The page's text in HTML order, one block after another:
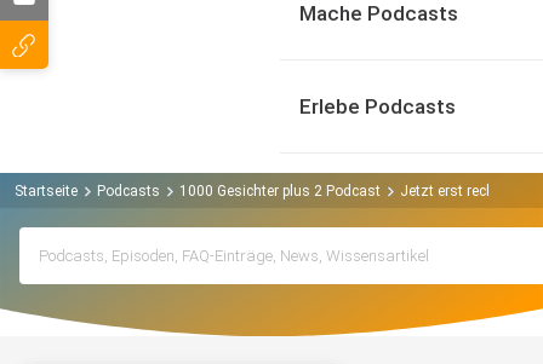
Mache Podcasts
Erlebe Podcasts
Startseite Podcasts 1000 Gesichter plus 2 Podcast Jetzt erst recht!